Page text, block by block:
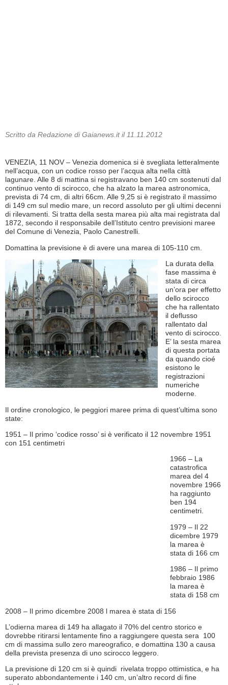
Scritto da Redazione di Gaianews.it il 11.11.2012
VENEZIA, 11 NOV – Venezia domenica si è svegliata letteralmente
nell’acqua, con un codice rosso per l’acqua alta nella città
lagunare. Alle 8 di mattina si registravano ben 140 cm sostenuti dal
continuo vento di scirocco, che ha alzato la marea astronomica,
prevista di 74 cm, di altri 66cm. Alle 9,25 si è registrato il massimo
di 149 cm sul medio mare, un record assoluto per gli ultimi decenni
di rilevamenti. Si tratta della sesta marea più alta mai registrata dal
1872, secondo il responsabile dell’Istituto centro previsioni maree
del Comune di Venezia, Paolo Canestrelli.
Domattina la previsione è di avere una marea di 105-110 cm.
La durata della
fase massima è
stata di circa
un’ora per effetto
dello scirocco
che ha rallentato
il deflusso
rallentato dal
vento di scirocco.
E’ la sesta marea
di questa portata
da quando cioé
esistono le
registrazioni
numeriche
moderne.
Il ordine cronologico, le peggiori maree prima di quest’ultima sono
state:
1951 – Il primo ‘codice rosso’ si è verificato il 12 novembre 1951
con 151 centimetri
1966 – La
catastrofica
marea del 4
novembre 1966
ha raggiunto
ben 194
centimetri.
1979 – Il 22
dicembre 1979
la marea è
stata di 166 cm
1986 – Il primo
febbraio 1986
la marea è
stata di 158 cm
2008 – Il primo dicembre 2008 l marea è stata di 156
L’odierna marea di 149 ha allagato il 70% del centro storico e
dovrebbe ritirarsi lentamente fino a raggiungere questa sera 100
cm di massima sullo zero mareografico, e domattina 130 a causa
della prevista presenza di uno scirocco leggero.
La previsione di 120 cm si è quindi rivelata troppo ottimistica, e ha
superato abbondantemente i 140 cm, un’altro record di fine